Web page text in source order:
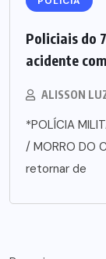
Policiais do
acidente
ALISSON
*POLÍCIA
/ MORRO DO
retornar de